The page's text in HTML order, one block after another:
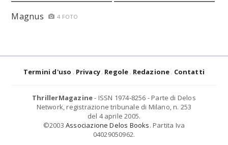
Magnus 4 FOTO
Termini d'uso Privacy Regole Redazione Contatti
ThrillerMagazine- ISSN 1974-8256 - Parte di Delos
Network, registrazione tribunale di Milano, n. 253
del 4 aprile 2005.
©2003 Associazione Delos Books. Partita Iva
04029050962.